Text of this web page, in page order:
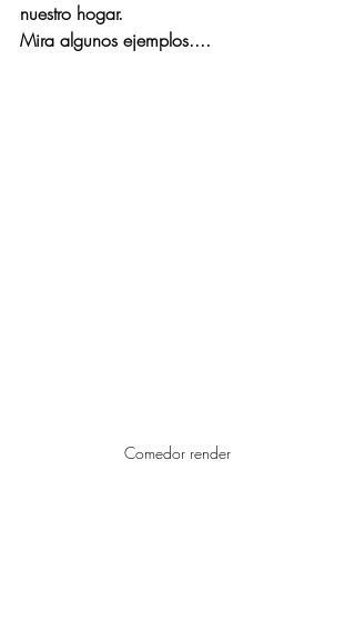
nuestro hogar.
Mira algunos ejemplos....
Comedor render